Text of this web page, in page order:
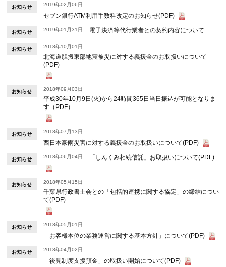
お知らせ 2019年02月06日
セブン銀行ATM利用手数料改定のお知らせ(PDF)
お知らせ 2019年01月31日 電子決済等代行業者との契約内容について
お知らせ 2018年10月01日
北海道胆振東部地震被災に対する義援金のお取扱いについて
(PDF)
お知らせ 2018年09月03日
平成30年10月9日(火)から24時間365日当日振込が可能となりま
す（PDF）
お知らせ 2018年07月13日
西日本豪雨災害に対する義援金のお取扱いについて(PDF)
お知らせ 2018年06月04日 「しんくみ相続信託」お取扱いについて(PDF)
お知らせ 2018年05月15日
千葉県行政書士会との「包括的連携に関する協定」の締結につい
て(PDF)
お知らせ 2018年05月01日
「お客様本位の業務運営に関する基本方針」について(PDF)
お知らせ 2018年04月02日
「後見制度支援預金」の取扱い開始について(PDF)